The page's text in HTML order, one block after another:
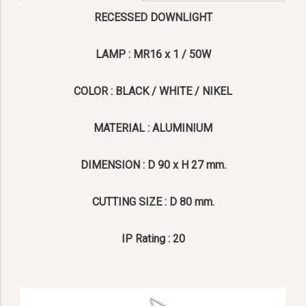
RECESSED DOWNLIGHT
LAMP : MR16 x 1 / 50W
COLOR : BLACK / WHITE / NIKEL
MATERIAL : ALUMINIUM
DIMENSION : D 90 x H 27 mm.
CUTTING SIZE : D 80 mm.
IP Rating : 20